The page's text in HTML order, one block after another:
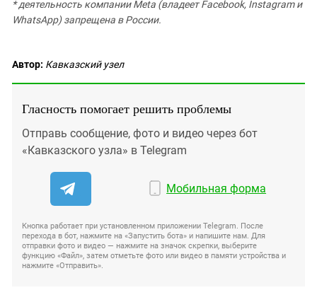
* деятельность компании Meta (владеет Facebook, Instagram и
WhatsApp) запрещена в России.
Автор: Кавказский узел
Гласность помогает решить проблемы
Отправь сообщение, фото и видео через бот
«Кавказского узла» в Telegram
Мобильная форма
Кнопка работает при установленном приложении Telegram. После
перехода в бот, нажмите на «Запустить бота» и напишите нам. Для
отправки фото и видео — нажмите на значок скрепки, выберите
функцию «Файл», затем отметьте фото или видео в памяти устройства и
нажмите «Отправить».